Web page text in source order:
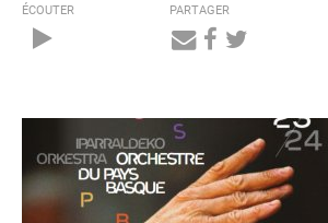
ÉCOUTER PARTAGER